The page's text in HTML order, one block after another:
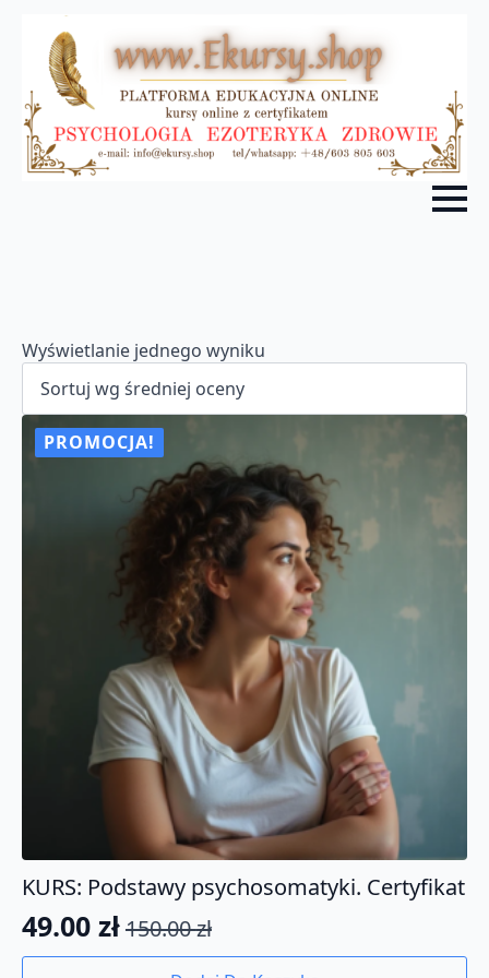
Wyświetlanie jednego wyniku
PROMOCJA!
KURS: Podstawy psychosomatyki. Certyfikat
150.00zł
Pierwotna
49.00 zł
Aktualna